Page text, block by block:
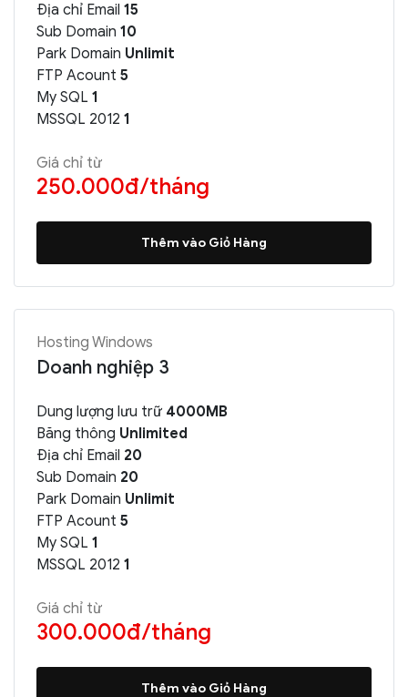
Địa chỉ Email 15
Sub Domain 10
Park Domain Unlimit
FTP Acount 5
My SQL 1
MSSQL 2012 1
Giá chỉ từ
250.000đ/tháng
Thêm vào Giỏ Hàng
Hosting Windows
Doanh nghiệp 3
Dung lượng lưu trữ 4000MB
Băng thông Unlimited
Địa chỉ Email 20
Sub Domain 20
Park Domain Unlimit
FTP Acount 5
My SQL 1
MSSQL 2012 1
Giá chỉ từ
300.000đ/tháng
Thêm vào Giỏ Hàng